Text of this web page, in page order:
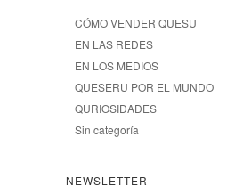
CÓMO VENDER QUESU
EN LAS REDES
EN LOS MEDIOS
QUESERU POR EL MUNDO
QURIOSIDADES
Sin categoría
NEWSLETTER